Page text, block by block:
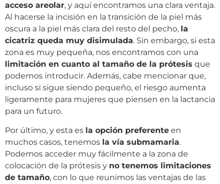
acceso areolar, y aquí encontramos una clara ventaja.
Al hacerse la incisión en la transición de la piel más
oscura a la piel más clara del resto del pecho, la
cicatriz queda muy disimulada. Sin embargo, si esta
zona es muy pequeña, nos encontramos con una
limitación en cuanto al tamaño de la prótesis que
podemos introducir. Además, cabe mencionar que,
incluso si sigue siendo pequeño, el riesgo aumenta
ligeramente para mujeres que piensen en la lactancia
para un futuro.
Por último, y esta es la opción preferente en
muchos casos, tenemos la vía submamaria.
Podemos acceder muy fácilmente a la zona de
colocación de la prótesis y no tenemos limitaciones
de tamaño, con lo que reunimos las ventajas de las